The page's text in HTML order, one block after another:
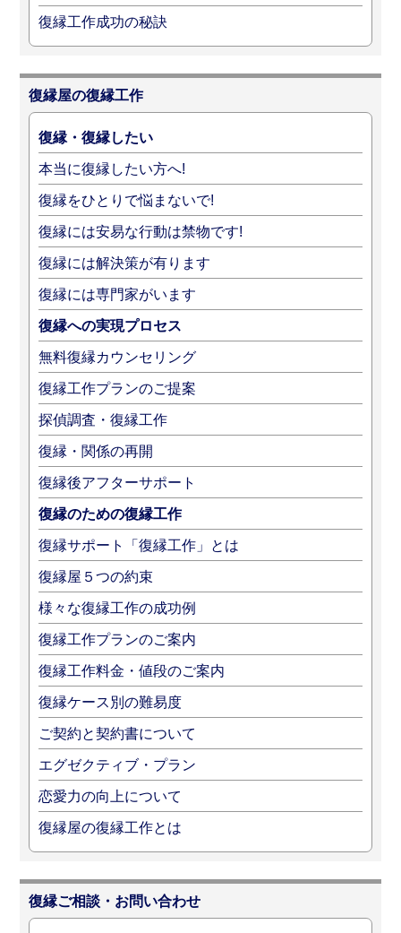
復縁工作成功の秘訣
復縁屋の復縁工作
復縁・復縁したい
本当に復縁したい方へ!
復縁をひとりで悩まないで!
復縁には安易な行動は禁物です!
復縁には解決策が有ります
復縁には専門家がいます
復縁への実現プロセス
無料復縁カウンセリング
復縁工作プランのご提案
探偵調査・復縁工作
復縁・関係の再開
復縁後アフターサポート
復縁のための復縁工作
復縁サポート「復縁工作」とは
復縁屋５つの約束
様々な復縁工作の成功例
復縁工作プランのご案内
復縁工作料金・値段のご案内
復縁ケース別の難易度
ご契約と契約書について
エグゼクティブ・プラン
恋愛力の向上について
復縁屋の復縁工作とは
復縁ご相談・お問い合わせ